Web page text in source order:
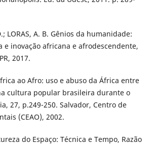
LORAS, A. B. Gênios da humanidade:
e inovação africana e afrodescendente,
2017.
ao Afro: uso e abuso da África entre
cultura popular brasileira durante o
27, p.249-250. Salvador, Centro de
(CEAO), 2002.
do Espaço: Técnica e Tempo, Razão